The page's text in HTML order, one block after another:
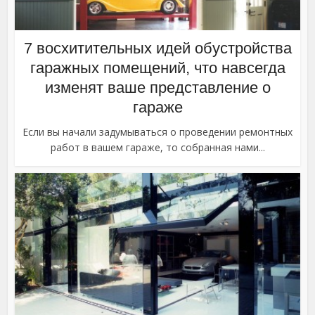
7 восхитительных идей обустройства
гаражных помещений, что навсегда
изменят ваше представление о
гараже
Если вы начали задумываться о проведении ремонтных
работ в вашем гараже, то собранная нами...